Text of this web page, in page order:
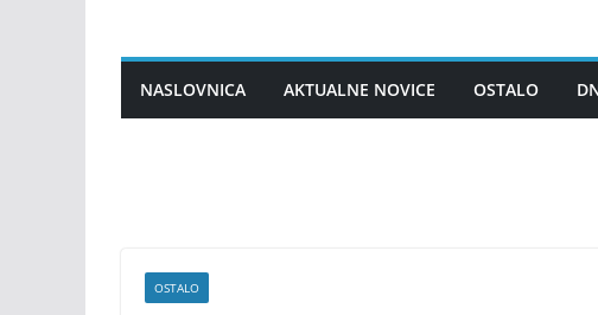
contentNASLOVNICA AKTUALNE NOVICE OSTALO
OSTALO